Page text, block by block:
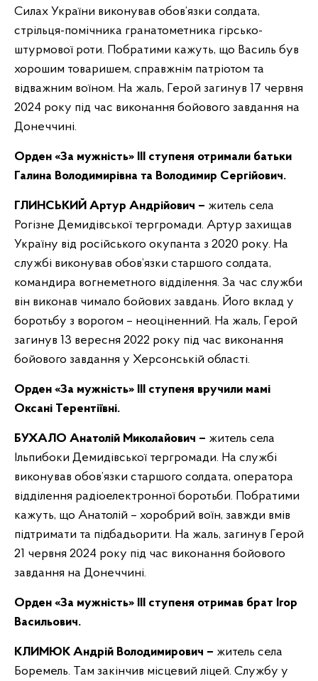
Силах України виконував обов’язки солдата,
стрільця-помічника гранатометника гірсько-
штурмової роти. Побратими кажуть, що Василь був
хорошим товаришем, справжнім патріотом та
відважним воїном. На жаль, Герой загинув 17 червня
2024 року під час виконання бойового завдання на
Донеччині.
Орден «За мужність» ІІІ ступеня отримали батьки
Галина Володимирівна та Володимир Сергійович.
ГЛИНСЬКИЙ Артур Андрійович – житель села
Рогізне Демидівської тергромади. Артур захищав
Україну від російського окупанта з 2020 року. На
службі виконував обов’язки старшого солдата,
командира вогнеметного відділення. За час служби
він виконав чимало бойових завдань. Його вклад у
боротьбу з ворогом – неоціненний. На жаль, Герой
загинув 13 вересня 2022 року під час виконання
бойового завдання у Херсонській області.
Орден «За мужність» ІІІ ступеня вручили мамі
Оксані Терентіївні.
БУХАЛО Анатолій Миколайович – житель села
Ільпибоки Демидівської тергромади. На службі
виконував обов’язки старшого солдата, оператора
відділення радіоелектронної боротьби. Побратими
кажуть, що Анатолій – хоробрий воїн, завжди вмів
підтримати та підбадьорити. На жаль, загинув Герой
21 червня 2024 року під час виконання бойового
завдання на Донеччині.
Орден «За мужність» ІІІ ступеня отримав брат Ігор
Васильович.
КЛИМЮК Андрій Володимирович – житель села
Боремель. Там закінчив місцевий ліцей. Службу у